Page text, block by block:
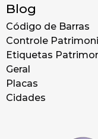
Blog
Código de Barras
Controle
Etiquetas
Geral
Placas
Cidades